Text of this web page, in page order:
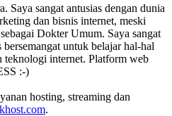
Saya sangat antusias dengan dunia
dan bisnis internet, meski
Dokter Umum. Saya sangat
untuk belajar hal-hal
teknologi internet. Platform web
:-)
hosting, streaming dan
.